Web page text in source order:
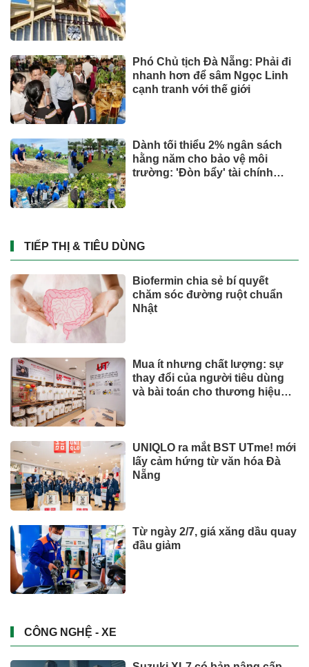
Phó Chủ tịch Đà Nẵng: Phải đi
nhanh hơn để sâm Ngọc Linh
cạnh tranh với thế giới
Dành tối thiểu 2% ngân sách
hằng năm cho bảo vệ môi
trường: 'Đòn bẩy' tài chính
TIẾP THỊ & TIÊU DÙNG
Biofermin chia sẻ bí quyết
chăm sóc đường ruột chuẩn
Nhật
Mua ít nhưng chất lượng: sự
thay đổi của người tiêu dùng
và bài toán cho thương hiệu
UNIQLO ra mắt BST UTme! mới
lấy cảm hứng từ văn hóa Đà
Nẵng
Từ ngày 2/7, giá xăng dầu quay
đầu giảm
CÔNG NGHỆ - XE